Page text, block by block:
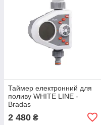
Таймер електронний для
поливу WHITE LINE -
Bradas
2 480 ₴